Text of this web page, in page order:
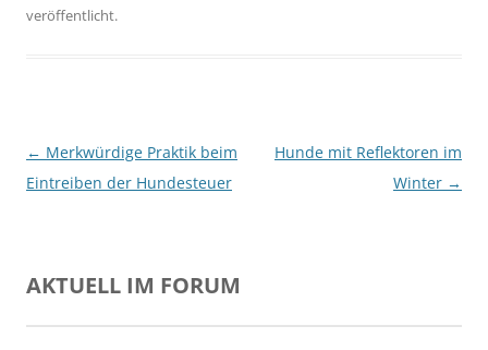
veröffentlicht.
Beitragsnavigation
← Merkwürdige Praktik beim
Eintreiben der Hundesteuer
Hunde mit Reflektoren im
Winter →
AKTUELL IM FORUM